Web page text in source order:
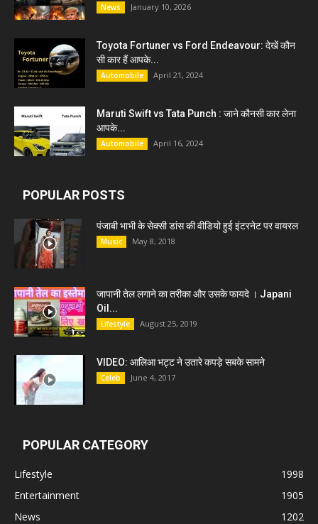
News January 10, 2026
Toyota Fortuner vs Ford Endeavour: देखें कौन
सी कार हैं आपके...
Automobile April 21, 2024
Maruti Swift vs Tata Punch : जाने कौनसी कार लेना
आपके...
Automobile April 16, 2024
POPULAR POSTS
पंजाबी भाभी के सेक्सी डांस की वीडियो हुई इंटरनेट पर वायरल
Music May 8, 2018
जापानी तेल लगाने का तरीका और उसके फायदे । Japani
Oil...
Lifestyle August 25, 2019
VIDEO: आलिआ भट्ट ने उतारे कपड़े सबके सामने
Celeb June 4, 2017
POPULAR CATEGORY
Lifestyle
1998
Entertainment
1905
News
1202